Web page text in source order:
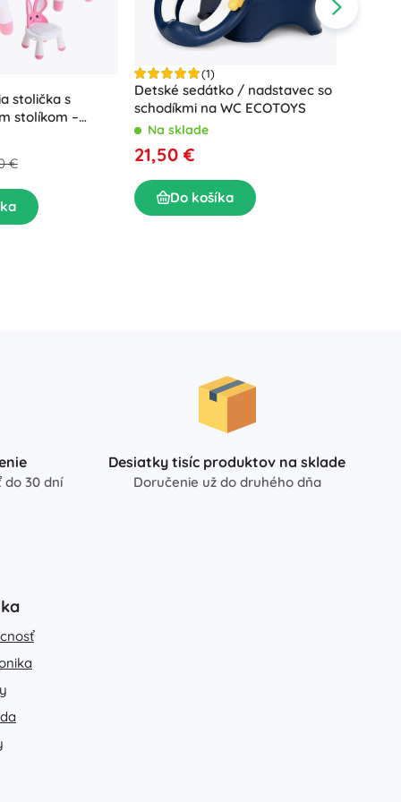
stolička s
stolíkom –
€
(1)
Detské sedátko / nadstavec so
schodíkmi na WC ECOTOYS
Na sklade
21,50 €
Do košíka
30 dní
Desiatky tisíc produktov na sklade
Doručenie už do druhého dňa